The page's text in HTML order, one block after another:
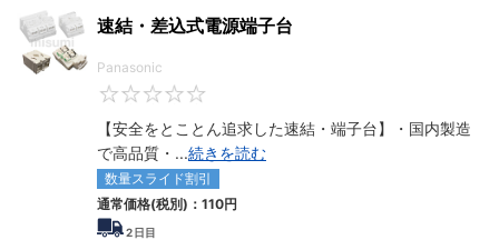
速結・差込式電源端子台
Panasonic
【安全をとことん追求した速結・端子台】・国内製造
で高品質・ ...続きを読む
数量スライド割引
通常価格(税別)： 110円
2日目